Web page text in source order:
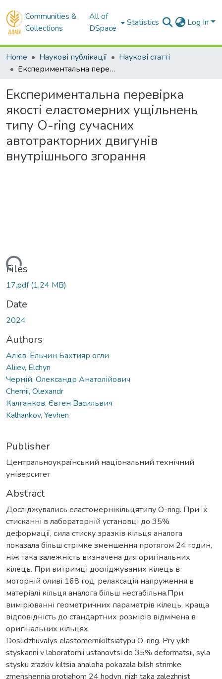
Communities &
Collections
All of
DSpace
Statistics Log In
Home Наукові публікації
Наукові статті
Експериментальна перевірка якості еластомерних ущільнень типу O-ring сучасних автотракторних двигунів внутрішнього згорання
Експериментальна перевірка
якості еластомерних ущільнень
типу O-ring сучасних
автотракторних двигунів
внутрішнього згорання
Files
17.pdf(1.24 MB)
Date
2024
Authors
Алієв, Ельчин Бахтияр огли
Aliiev, Elchyn
Черній, Олександр Анатолійович
Chernii, Olexandr
Калганков, Євген Васильвич
Kalhankov, Yevhen
Publisher
Центральноукраїнський національний технічний
університет
Abstract
Досліджувались еластомернікільцятипу O-ring. При їх
стисканні в лабораторній установці до 35%
деформації, сила стиску зразків кільця аналога
показала більш стрімке зменшення протягом 24 годин,
ніж така залежність визначена для оригінальних
кілець. При витримці досліджуваних кілець в
моторній оливі 168 год, релаксація напруження в
матеріалі кільця аналога більш нестабільна.При
вимірюванні геометричних параметрів кілець, краща
відповідність до стандартних розмірів відмічена в
оригінальних кільцях.
Doslidzhuvalys elastomernikiltsiatypu O-ring. Pry yikh
styskanni v laboratornii ustanovtsi do 35% deformatsii, syla
stysku zrazkiv kiltsia analoha pokazala bilsh strimke
zmenshennia protiahom 24 hodyn, nizh taka zalezhnist